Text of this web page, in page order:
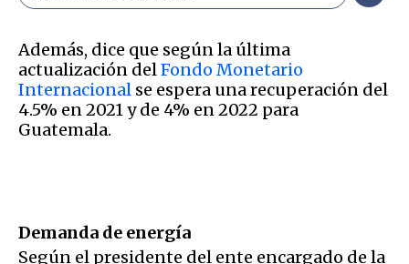
Además, dice que según la última
actualización del Fondo Monetario
Internacional se espera una recuperación del
4.5% en 2021 y de 4% en 2022 para
Guatemala.
Demanda de energía
Según el presidente del ente encargado de la